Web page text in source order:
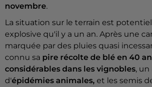
novembre.
La situation sur le terrain est
explosive qu'il y a un an. Après une
marquée par des pluies quasi
connu sa pire récolte de blé en 40
considérables dans les vignobles, un
d'épidémies animales, et les semis